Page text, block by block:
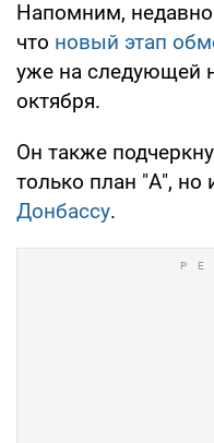
Напомним,
что новый этап
уже на следующей
октября.
Он также
только план "А", но
Донбассу.